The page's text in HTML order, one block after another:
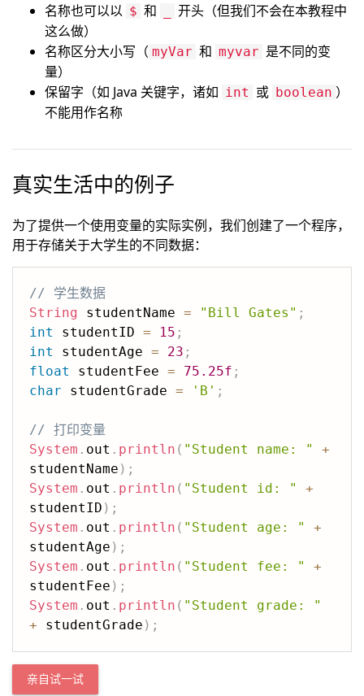
名称也可以以 $ 和
开头（但我们不会在本教程中
这么做）
名称区分大小写（ myVar 和 myvar 是不同的变
量）
保留字（如 Java 关键字，诸如 int 或 boolean ）
不能用作名称
真实生活中的例子
为了提供一个使用变量的实际实例，我们创建了一个程序，
用于存储关于大学生的不同数据：
// 学生数据
String studentName = "Bill Gates" ;
int
studentID = 15 ;
int
studentAge = 23 ;
float
studentFee = 75.25f ;
char studentGrade = 'B' ;
// 打印变量
System . out . println ( "Student name: "
+
studentName ) ;
System . out . println ( "Student id: "
+
studentID ) ;
System . out . println ( "Student age: "
+
studentAge ) ;
System . out . println ( "Student fee: "
+
studentFee ) ;
System . out . println ( "Student grade: "
+ studentGrade ) ;
亲自试一试